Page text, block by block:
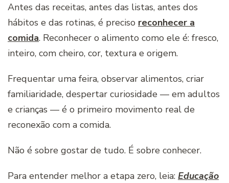
Antes das receitas, antes das listas, antes dos
hábitos e das rotinas, é preciso reconhecer a
comida. Reconhecer o alimento como ele é: fresco,
inteiro, com cheiro, cor, textura e origem.
Frequentar uma feira, observar alimentos, criar
familiaridade, despertar curiosidade — em adultos
e crianças — é o primeiro movimento real de
reconexão com a comida.
Não é sobre gostar de tudo. É sobre conhecer.
Para entender melhor a etapa zero, leia: Educação